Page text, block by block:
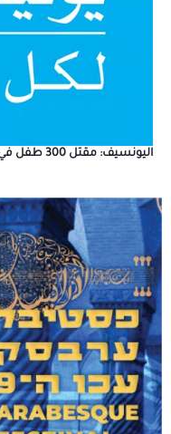
اليونسيف: مقتل 300 طفل في غزة خلال 300 يوم من وقف إطلاق النار